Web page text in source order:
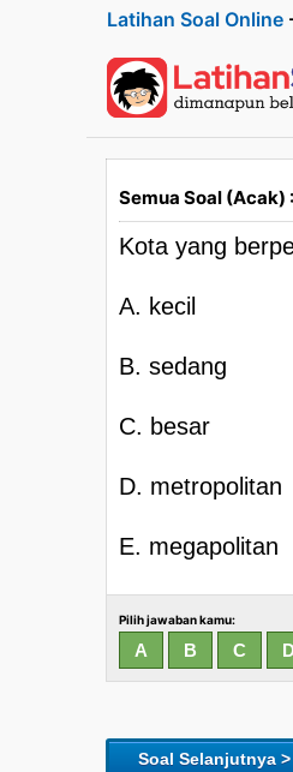
Latihan Soal Online
Semua Soal (Acak) :
Kota yang
A. kecil
B. sedang
C. besar
D. metropolitan
E. megapolitan
Pilih jawaban kamu:
Soal Selanjutnya >